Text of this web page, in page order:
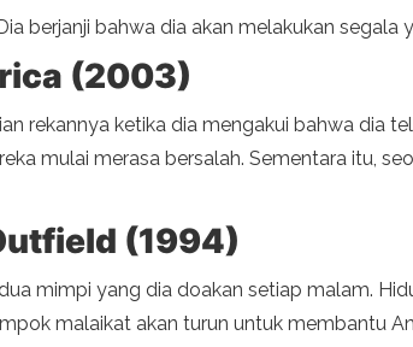
berjanji bahwa dia akan melakukan
(2003)
rekannya ketika dia mengakui bahwa dia
mulai merasa bersalah. Sementara itu,
(1994)
mimpi yang dia doakan setiap malam.
malaikat akan turun untuk membantu